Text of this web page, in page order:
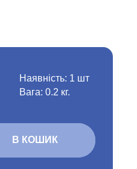
Наявність: 1 шт
Вага: 0.2 кг.
В КОШИК